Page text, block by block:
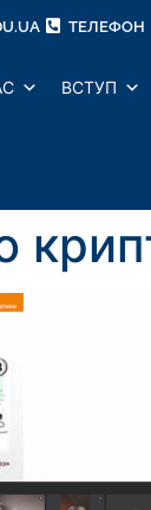
ТЕЛЕФОН
ВСТУП